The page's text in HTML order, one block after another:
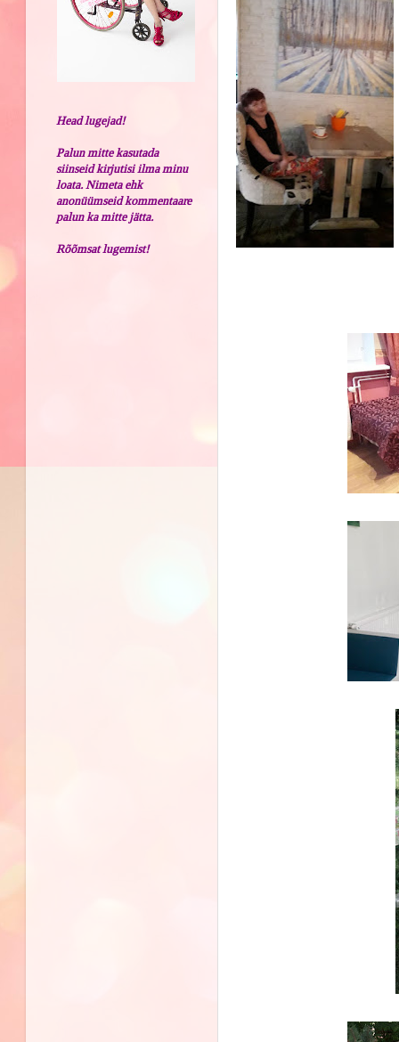
Head lugejad!
Palun mitte kasutada
siinseid kirjutisi ilma minu
loata. Nimeta ehk
anonüümseid kommentaare
palun ka mitte jätta.
Rõõmsat lugemist!